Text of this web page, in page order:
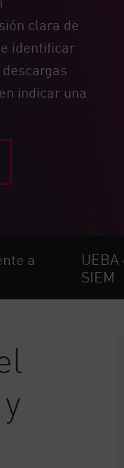
clara de
identificar
indicar una
a
SIEM